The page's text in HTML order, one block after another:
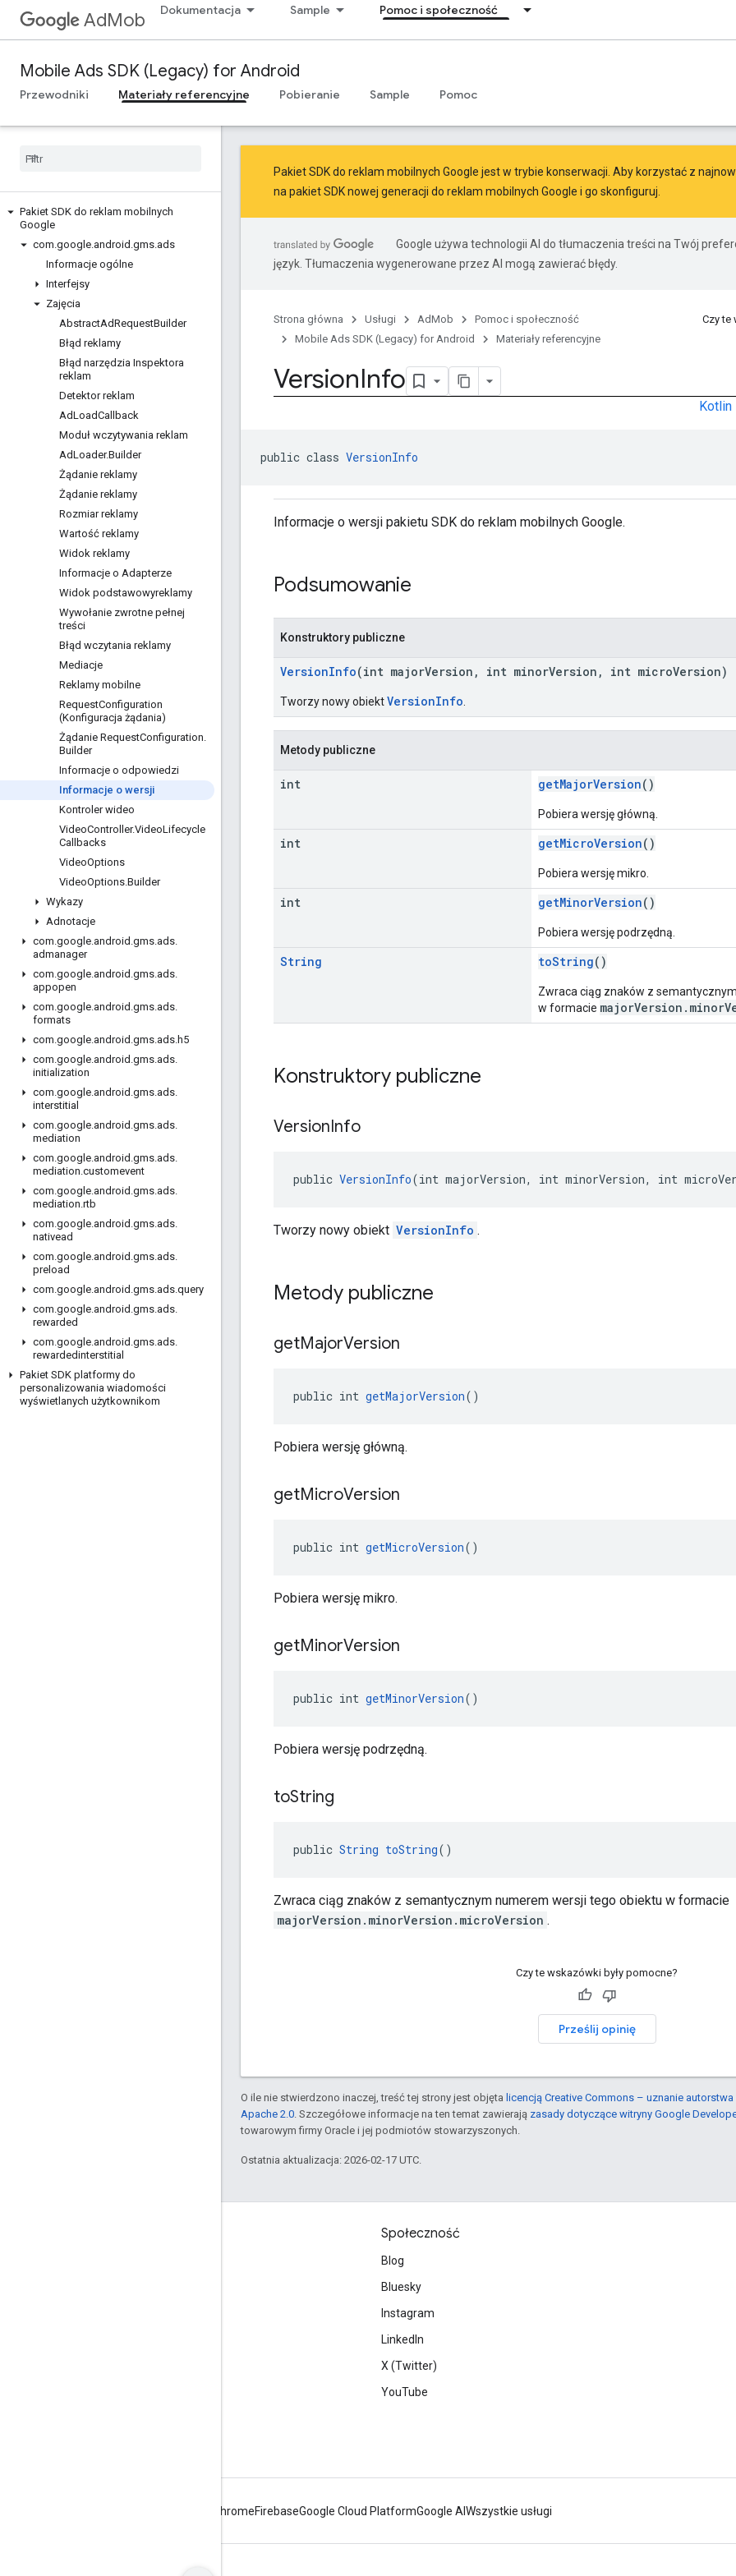
AdMob Dokumentacja Sample Pomoc i społeczność
Mobile Ads SDK (Legacy) for Android
Przewodniki Materiały referencyjne Pobieranie Sample Pomoc
Pakiet SDK do reklam mobilnych
Google
com.google.android .gms.ads
Informacje ogólne
Interfejsy
Zajęcia
AbstractAdRequestBuilder
Błąd reklamy
Błąd narzędzia Inspektora
reklam
Detektor reklam
AdLoadCallback
Moduł wczytywania reklam
AdLoader.Builder
Żądanie reklamy
Żądanie reklamy
Rozmiar reklamy
Wartość reklamy
Widok reklamy
Informacje o Adapterze
Widok podstawowyreklamy
Wywołanie zwrotne pełnej
treści
Błąd wczytania reklamy
Mediacje
Reklamy mobilne
RequestConfiguration
(Konfiguracja żądania)
Żądanie RequestConfiguration.
Builder
Informacje o odpowiedzi
Informacje o wersji
Kontroler wideo
VideoController.VideoLifecycle
Callbacks
VideoOptions
VideoOptions.Builder
Wykazy
Adnotacje
com.google.android .gms.ads.
admanager
com.google.android .gms.ads.
appopen
com.google.android .gms.ads.
formats
com.google.android .gms.ads.h5
com.google.android .gms.ads.
initialization
com.google.android .gms.ads.
interstitial
com.google.android .gms.ads.
mediation
com.google.android .gms.ads.
mediation.customevent
com.google.android .gms.ads.
mediation.rtb
com.google.android .gms.ads.
nativead
com.google.android .gms.ads.
preload
com.google.android .gms.ads.query
com.google.android .gms.ads.
rewarded
com.google.android .gms.ads.
rewardedinterstitial
Pakiet SDK platformy do
personalizowania wiadomości
wyświetlanych użytkownikom
Pakiet SDK do reklam mobilnych Google jest w trybie konserwacji. Aby korzystać z
na pakiet SDK nowej generacji do reklam mobilnych Google i go skonfiguruj.
Google używa technologii AI do tłumaczenia treści na Twój
język. Tłumaczenia wygenerowane przez AI mogą zawierać błędy.
Strona główna Usługi AdMob
Pomoc i społeczność
Mobile Ads SDK (Legacy) for Android
Materiały referencyjne
Czy te
VersionInfo
Kotlin
public class VersionInfo
Informacje o wersji pakietu SDK do reklam mobilnych Google.
Podsumowanie
Konstruktory publiczne
VersionInfo(int majorVersion, int minorVersion, int microVersion)
Tworzy nowy obiektVersionInfo
Metody publiczne
int getMajorVersion()
Pobiera wersję główną.
int getMicroVersion()
Pobiera wersję mikro.
int getMinorVersion()
Pobiera wersję podrzędną.
String toString()
Zwraca ciąg znaków z
w formacie
Konstruktory publiczne
VersionInfo
public VersionInfo(int majorVersion, int minorVersion, int
Tworzy nowy obiekt VersionInfo .
Metody publiczne
getMajorVersion
public int getMajorVersion()
Pobiera wersję główną.
getMicroVersion
public int getMicroVersion()
Pobiera wersję mikro.
getMinorVersion
public int getMinorVersion()
Pobiera wersję podrzędną.
toString
public String toString()
Zwraca ciąg znaków z semantycznym numerem wersji tego obiektu w formacie
majorVersion.minorVersion.microVersion .
Czy te wskazówki były pomocne?
Prześlij opinię
O ile nie stwierdzono inaczej, treść tej strony jest objęta licencją Creative Commons – uznanie autorstwa
Apache 2.0 . Szczegółowe informacje na ten temat zawierają zasady dotyczące witryny Google
towarowym firmy Oracle i jej podmiotów stowarzyszonych.
Ostatnia aktualizacja: 2026-02-17 UTC.
Społeczność
Blog
Bluesky
Instagram
LinkedIn
X (Twitter)
YouTube
ChromeFirebaseGoogle Cloud PlatformGoogle AI Wszystkie usługi